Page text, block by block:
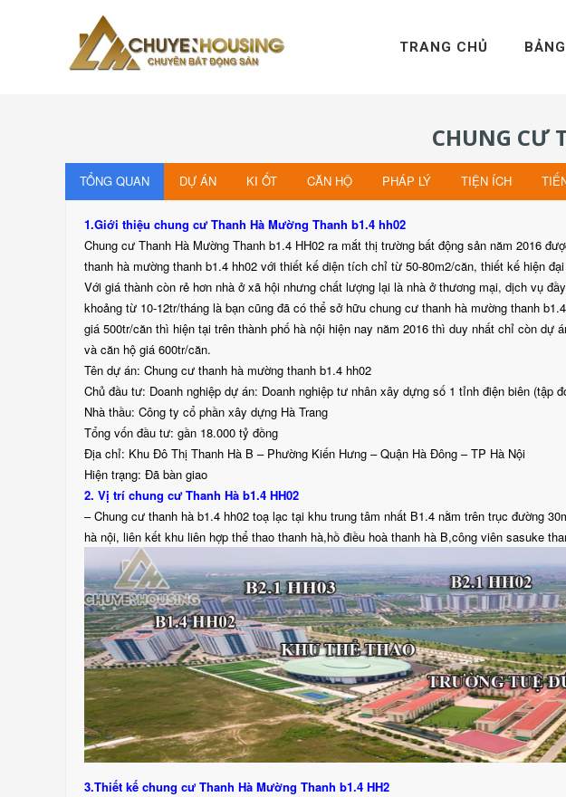
TRANG CHỦ
CHUNG CƯ
TỔNG QUAN DỰ ÁN KI ỐT CĂN HỘ PHÁP LÝ TIỆN ÍCH
1.Giới thiệu chung cư Thanh Hà Mường Thanh b1.4 hh02
Chung cư Thanh Hà Mường Thanh b1.4 HH02 ra mắt thị trường bất động sản năm 2016
thanh hà mường thanh b1.4 hh02 với thiết kế diện tích chỉ từ 50-80m2/căn, thiết kế hiện
Với giá thành còn rẻ hơn nhà ở xã hội nhưng chất lượng lại là nhà ở thương mại, dịch vụ
khoảng từ 10-12tr/tháng là bạn cũng đã có thể sở hữu chung cư thanh hà mường thanh
giá 500tr/căn thì hiện tại trên thành phố hà nội hiện nay năm 2016 thì duy nhất chỉ còn dự
và căn hộ giá 600tr/căn.
Tên dự án: Chung cư thanh hà mường thanh b1.4 hh02
Chủ đầu tư: Doanh nghiệp dự án: Doanh nghiệp tư nhân xây dựng số 1 tỉnh điện biên (tập
Nhà thầu: Công ty cổ phần xây dựng Hà Trang
Tổng vốn đầu tư: gần 18.000 tỷ đồng
Địa chỉ: Khu Đô Thị Thanh Hà B – Phường Kiến Hưng – Quận Hà Đông – TP Hà Nội
Hiện trạng: Đã bàn giao
2. Vị trí chung cư Thanh Hà b1.4 HH02
– Chung cư thanh hà b1.4 hh02 toạ lạc tại khu trung tâm nhất B1.4 nằm trên trục đường
hà nội, liên kết khu liên hợp thể thao thanh hà,hồ điều hoà thanh hà B,công viên sasuke
3.Thiết kế chung cư Thanh Hà Mường Thanh b1.4 HH2